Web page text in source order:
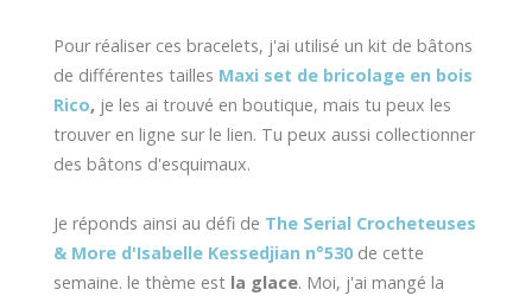
Pour réaliser ces bracelets, j'ai utilisé un kit de bâtons
de différentes tailles Maxi set de bricolage en bois
Rico, je les ai trouvé en boutique, mais tu peux les
trouver en ligne sur le lien. Tu peux aussi collectionner
des bâtons d'esquimaux.
Je réponds ainsi au défi de The Serial Crocheteuses
& More d'Isabelle Kessedjian n°530 de cette
semaine. le thème est la glace. Moi, j'ai mangé la